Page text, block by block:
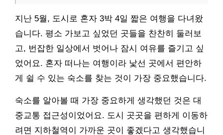
지난 5월, 도시로 혼자 3박 4일 짧은 여행을 다녀왔
습니다. 평소 가보고 싶었던 곳들을 찬찬히 둘러보
고, 번잡한 일상에서 벗어나 잠시 여유를 즐기고 싶
었어요. 혼자 떠나는 여행이라 낯선 곳에서 편안하
게 쉴 수 있는 숙소를 찾는 것이 가장 중요했습니다.
숙소를 알아볼 때 가장 중요하게 생각했던 것은 대
중교통 접근성이었어요. 도시 곳곳을 편하게 이동하
려면 지하철역이 가까운 곳이 좋겠다고 생각했습니